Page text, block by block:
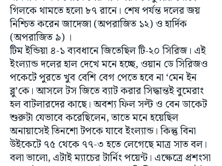
গিলকে থামতে হলো ৮৭ রানে। শেষ পর্যন্ত দলের জয়
নিশ্চিত করেন জাদেজা (অপরাজিত ১২) ও হার্দিক
(অপরাজিত ৯) ।
টিম ইন্ডিয়া ৪-১ ব্যবধানে জিতেছিল টি-২০ সিরিজ। এই
ইংল্যান্ড দলের হাল দেখে মনে হচ্ছে, ওয়ান ডে সিরিজও
পকেটে পুরতে খুব বেশি বেগ পেতে হবে না ‘মেন ইন
ব্লু’কে। আসলে টস জিতে ব্যাট করার সিদ্ধান্তই বুমেরাং
হল বাটলারদের কাছে। অবশ্য ফিল সল্ট ও বেন ডাকেট
শুরুটা যেভাবে করেছিলেন, তাতে মনে হয়েছিল
অনায়াসেই তিনশো টপকে যাবে ইংল্যান্ড। কিন্তু বিনা
উইকেটে ৭৫ থেকে ৭৭-৩ হতে লেগেছে মাত্র সাত বল।
বলা ভালো, এটাই ম্যাচের টার্নিং পয়েন্ট। এক্ষেত্রে প্রশংসা